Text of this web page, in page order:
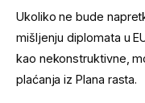
Ukoliko ne bude
mišljenju diplomata u
kao nekonstruktivne,
plaćanja iz Plana rasta.